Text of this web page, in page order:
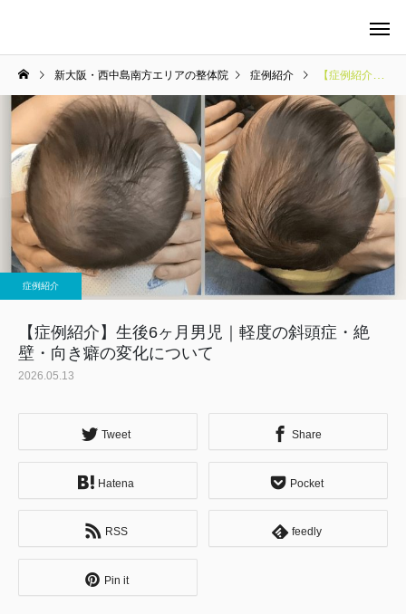
当院の料金について 整体
新大阪・西中島南方エリアの整体院 症例紹介 【症例紹介】生後6ヶ月男児｜軽度の斜頭症・絶壁・向き癖の変化について
症例紹介
【症例紹介】生後6ヶ月男児｜軽度の斜頭症・絶
壁・向き癖の変化について
2026.05.13
Tweet Share
Hatena Pocket
RSS feedly
Pin it